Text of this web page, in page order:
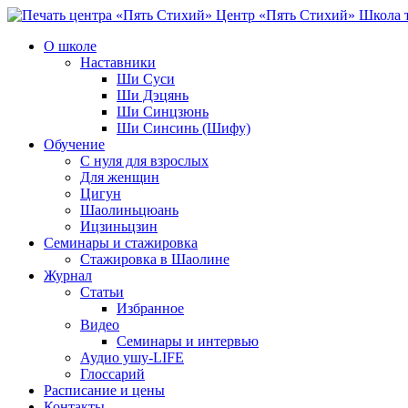
Центр «Пять Стихий» Школа
О школе
Наставники
Ши Суси
Ши Дэцянь
Ши Синцзюнь
Ши Синсинь (Шифу)
Обучение
С нуля для взрослых
Для женщин
Цигун
Шаолиньцюань
Ицзиньцзин
Семинары и стажировка
Стажировка в Шаолине
Журнал
Статьи
Избранное
Видео
Семинары и интервью
Аудио ушу-LIFE
Глоссарий
Расписание и цены